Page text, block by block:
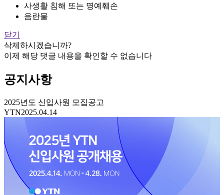
사생활 침해 또는 명예훼손
음란물
닫기
삭제하시겠습니까?
이제 해당 댓글 내용을 확인할 수 없습니다
공지사항
2025년도 신입사원 모집공고
YTN2025.04.14